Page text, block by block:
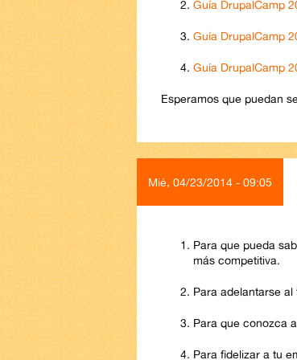
Guía DrupalCamp
Guía DrupalCamp
Guía DrupalCamp
Esperamos que puedan
Mié, 04/23/2014 - 09:05
Para que pueda
más competitiva.
Para adelantarse
Para que conozca
Para fidelizar a tu